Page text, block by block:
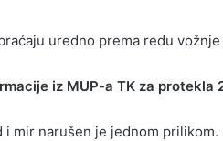
uredno prema redu
iz MUP-a TK za protekla
i mir narušen je jednom prilikom.